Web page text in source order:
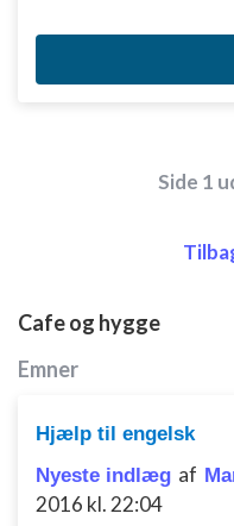
Side 1
Cafe og hygge
Emner
Hjælp til engelsk
Nyeste indlæg af
2016 kl. 22:04